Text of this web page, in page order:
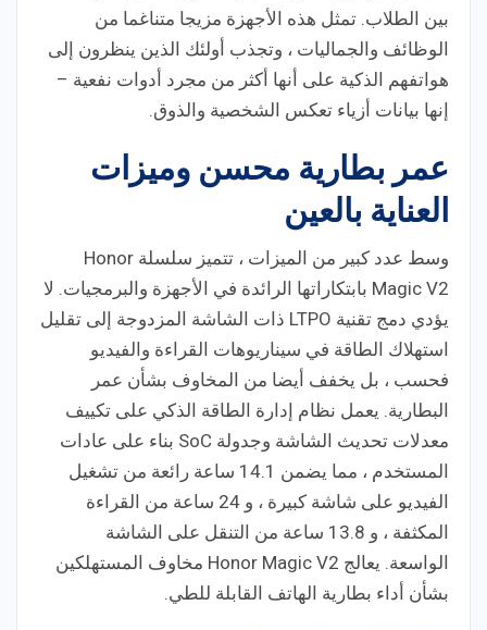
بين الطلاب. تمثل هذه الأجهزة مزيجا متناغما من
الوظائف والجماليات ، وتجذب أولئك الذين ينظرون إلى
هواتفهم الذكية على أنها أكثر من مجرد أدوات نفعية –
إنها بيانات أزياء تعكس الشخصية والذوق.
عمر بطارية محسن وميزات
العناية بالعين
وسط عدد كبير من الميزات ، تتميز سلسلة Honor
Magic V2 بابتكاراتها الرائدة في الأجهزة والبرمجيات. لا
يؤدي دمج تقنية LTPO ذات الشاشة المزدوجة إلى تقليل
استهلاك الطاقة في سيناريوهات القراءة والفيديو
فحسب ، بل يخفف أيضا من المخاوف بشأن عمر
البطارية. يعمل نظام إدارة الطاقة الذكي على تكييف
معدلات تحديث الشاشة وجدولة SoC بناء على عادات
المستخدم ، مما يضمن 14.1 ساعة رائعة من تشغيل
الفيديو على شاشة كبيرة ، و 24 ساعة من القراءة
المكثفة ، و 13.8 ساعة من التنقل على الشاشة
الواسعة. يعالج Honor Magic V2 مخاوف المستهلكين
بشأن أداء بطارية الهاتف القابلة للطي.